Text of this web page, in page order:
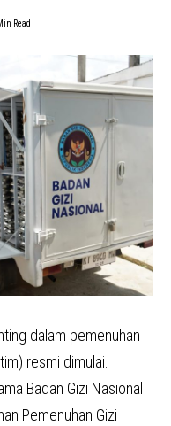
Read
dalam pemenuhan
resmi dimulai.
Badan Gizi Nasional
Pemenuhan Gizi